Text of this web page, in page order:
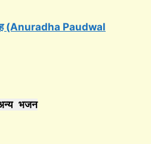
(Anuradha Paudwal
भजन